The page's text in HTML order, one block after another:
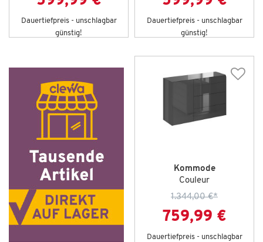
Dauertiefpreis - unschlagbar
günstig!
Dauertiefpreis - unschlagbar
günstig!
Kommode
Couleur
1.344,00 €*
759,99 €
Dauertiefpreis - unschlagbar